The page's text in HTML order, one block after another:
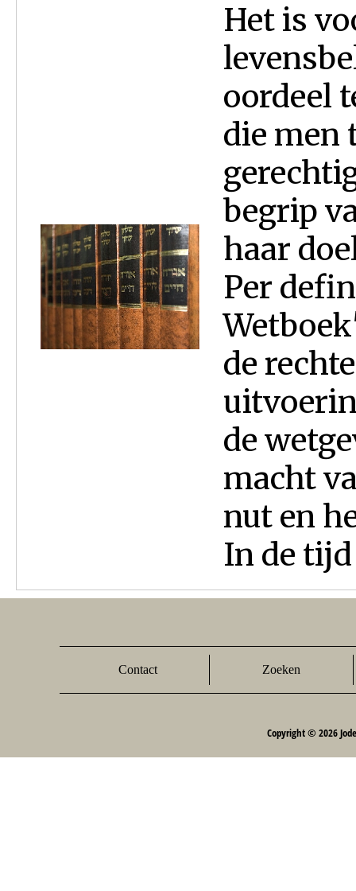
Het is
oordeel
die men
begrip
haar
Per
de
de
macht
nut en
In de tijd
Contact Zoeken
Copyright © 2026